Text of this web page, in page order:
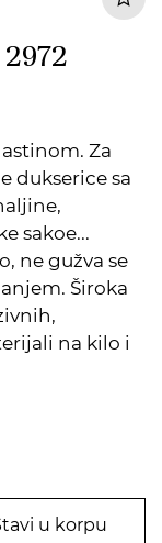
Za
dukserice sa
sakoe...
ne gužva se
Široka
na kilo i
u korpu